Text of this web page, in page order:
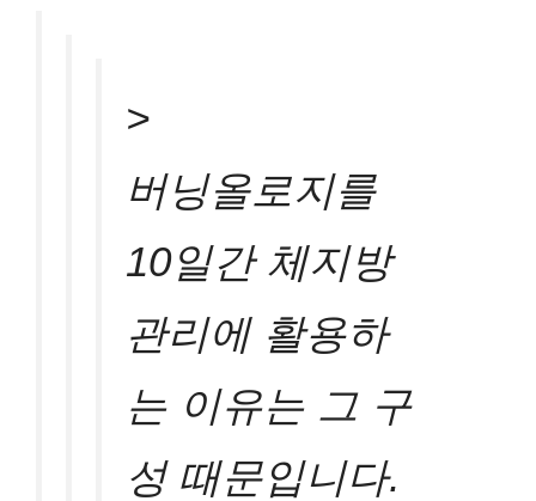
>
버닝올로지를
10일간 체지방
관리에 활용하
는 이유는 그 구
성 때문입니다.